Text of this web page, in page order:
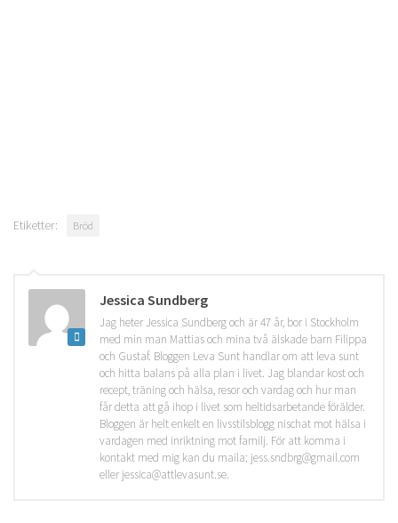
Etiketter: Bröd
Jessica Sundberg
Jag heter Jessica Sundberg och är 47 år, bor i Stockholm
med min man Mattias och mina två älskade barn Filippa
och Gustaf. Bloggen Leva Sunt handlar om att leva sunt
och hitta balans på alla plan i livet. Jag blandar kost och
recept, träning och hälsa, resor och vardag och hur man
får detta att gå ihop i livet som heltidsarbetande förälder.
Bloggen är helt enkelt en livsstilsblogg nischat mot hälsa i
vardagen med inriktning mot familj. För att komma i
kontakt med mig kan du maila: jess.sndbrg@gmail.com
eller jessica@attlevasunt.se.